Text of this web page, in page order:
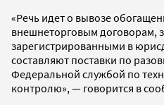
«Речь идет о вывозе
внешнеторговым договорам,
зарегистрированными в
составляют поставки по
Федеральной службой по
контролю», — говорится в